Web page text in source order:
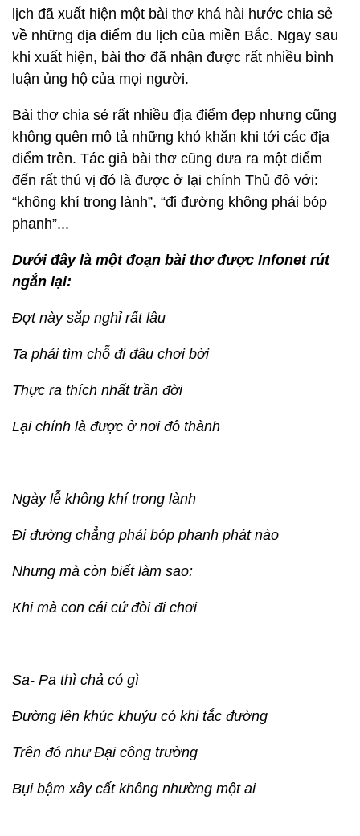
lịch đã xuất hiện một bài thơ khá hài hước chia sẻ
về những địa điểm du lịch của miền Bắc. Ngay sau
khi xuất hiện, bài thơ đã nhận được rất nhiều bình
luận ủng hộ của mọi người.
Bài thơ chia sẻ rất nhiều địa điểm đẹp nhưng cũng
không quên mô tả những khó khăn khi tới các địa
điểm trên. Tác giả bài thơ cũng đưa ra một điểm
đến rất thú vị đó là được ở lại chính Thủ đô với:
“không khí trong lành”, “đi đường không phải bóp
phanh”...
Dưới đây là một đoạn bài thơ được Infonet rút
ngắn lại:
Đợt này sắp nghỉ rất lâu
Ta phải tìm chỗ đi đâu chơi bời
Thực ra thích nhất trần đời
Lại chính là được ở nơi đô thành
Ngày lễ không khí trong lành
Đi đường chẳng phải bóp phanh phát nào
Nhưng mà còn biết làm sao:
Khi mà con cái cứ đòi đi chơi
Sa- Pa thì chả có gì
Đường lên khúc khuỷu có khi tắc đường
Trên đó như Đại công trường
Bụi bậm xây cất không nhường một ai